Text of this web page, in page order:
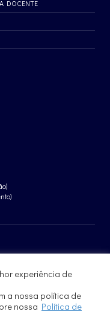
DOCENTE
experiência de
a nossa política de
nossa Política de